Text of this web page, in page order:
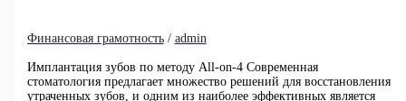
Финансовая грамотность/ admin
Имплантация зубов по методу All-on-4 Современная
стоматология предлагает множество решений для восстановления
утраченных зубов, и одним из наиболее эффективных является